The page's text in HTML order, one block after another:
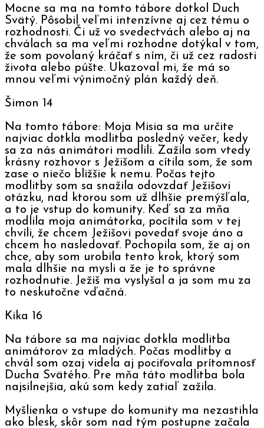
Mocne sa ma na tomto tábore dotkol Duch
Svätý. Pôsobil veľmi intenzívne aj cez tému o
rozhodnosti. Či už vo svedectvách alebo aj na
chválach sa ma veľmi rozhodne dotýkal v tom,
že som povolaný kráčať s ním, či už cez radosti
života alebo púšte. Ukazoval mi, že má so
mnou veľmi výnimočný plán každý deň.
Šimon 14
Na tomto tábore: Moja Misia sa ma určite
najviac dotkla modlitba posledný večer, kedy
sa za nás animátori modlili. Zažila som vtedy
krásny rozhovor s Ježišom a cítila som, že som
zase o niečo bližšie k nemu. Počas tejto
modlitby som sa snažila odovzdať Ježišovi
otázku, nad ktorou som už dlhšie premýšľala,
a to je vstup do komunity. Keď sa za mňa
modlila moja animátorka, pocítila som v tej
chvíli, že chcem Ježišovi povedať svoje áno a
chcem ho nasledovať. Pochopila som, že aj on
chce, aby som urobila tento krok, ktorý som
mala dlhšie na mysli a že je to správne
rozhodnutie. Ježiš ma vyslyšal a ja som mu za
to neskutočne vďačná.
Kika 16
Na tábore sa ma najviac dotkla modlitba
animátorov za mladých. Počas modlitby a
chvál som ozaj videla aj pociťovala prítomnosť
Ducha Svätého. Pre mňa táto modlitba bola
najsilnejšia, akú som kedy zatiaľ zažila.
Myšlienka o vstupe do komunity ma nezastihla
ako blesk, skôr som nad tým postupne začala